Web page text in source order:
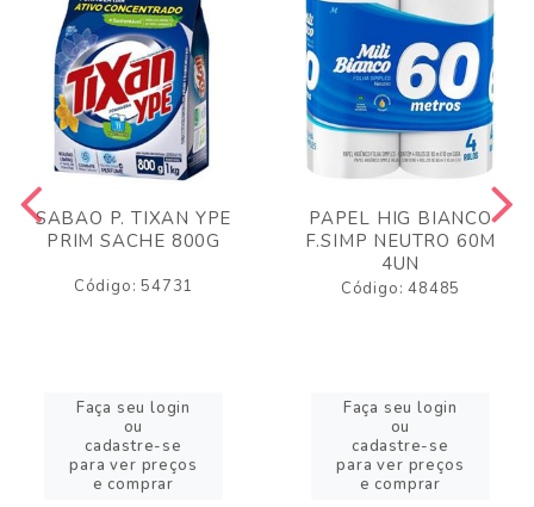
SABAO P. TIXAN YPE
PRIM SACHE 800G
Código: 54731
Faça seu login
ou
cadastre-se
para ver preços
e comprar
PAPEL HIG BIANCO
F.SIMP NEUTRO 60M
4UN
Código: 48485
Faça seu login
ou
cadastre-se
para ver preços
e comprar